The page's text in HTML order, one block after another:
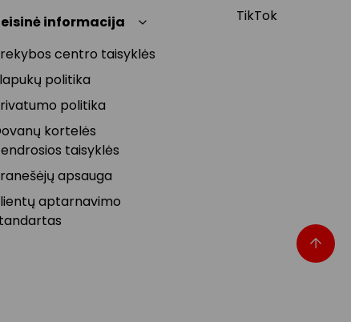
informacija
centro taisyklės
politika
politika
kortelės
taisyklės
apsauga
aptarnavimo
TikTok